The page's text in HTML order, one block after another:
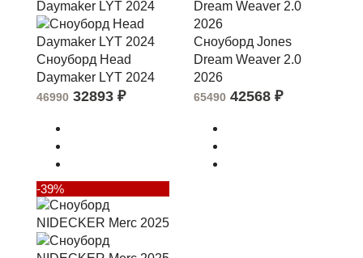
Сноуборд Head
Daymaker LYT 2024
46990 32893 ₽
Сноуборд Jones
Dream Weaver 2.0
2026
65490 42568 ₽
-39%